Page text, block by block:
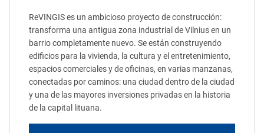
ReVINGIS es un ambicioso proyecto de construcción:
transforma una antigua zona industrial de Vilnius en un
barrio completamente nuevo. Se están construyendo
edificios para la vivienda, la cultura y el entretenimiento,
espacios comerciales y de oficinas, en varias manzanas,
conectadas por caminos: una ciudad dentro de la ciudad
y una de las mayores inversiones privadas en la historia
de la capital lituana.